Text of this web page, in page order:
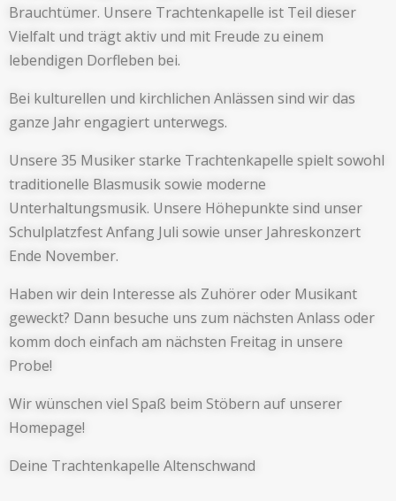
Brauchtümer. Unsere Trachtenkapelle ist Teil dieser
Vielfalt und trägt aktiv und mit Freude zu einem
lebendigen Dorfleben bei.
Bei kulturellen und kirchlichen Anlässen sind wir das
ganze Jahr engagiert unterwegs.
Unsere 35 Musiker starke Trachtenkapelle spielt sowohl
traditionelle Blasmusik sowie moderne
Unterhaltungsmusik. Unsere Höhepunkte sind unser
Schulplatzfest Anfang Juli sowie unser Jahreskonzert
Ende November.
Haben wir dein Interesse als Zuhörer oder Musikant
geweckt? Dann besuche uns zum nächsten Anlass oder
komm doch einfach am nächsten Freitag in unsere
Probe!
Wir wünschen viel Spaß beim Stöbern auf unserer
Homepage!
Deine Trachtenkapelle Altenschwand